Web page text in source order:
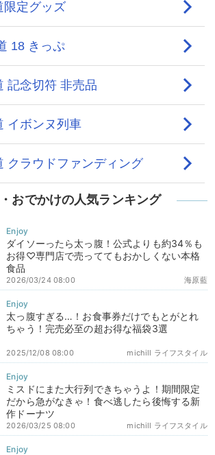
おでかけの人気ランキング
ダイソーったら太っ腹！公式よりも約34％も
お得♡専門店で売っててもおかしくない本格
食品
海原藍
2026/03/24 08:00
太っ腹すぎる…！お食事券だけでもとがとれ
ちゃう！完売必至の超お得な福袋3選
michill ライフスタイル
2025/12/08 08:00
ミスドにまた大行列できちゃうよ！期間限定
だから急がなきゃ！食べ逃したら後悔する新
作ドーナツ
michill ライフスタイル
2026/03/25 08:00